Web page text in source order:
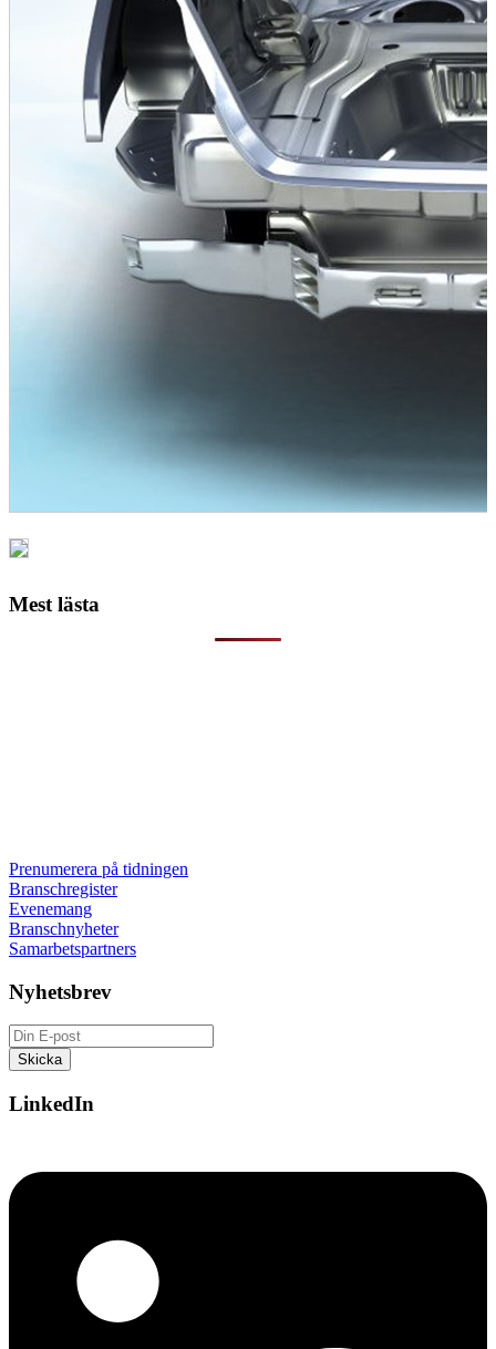
Mest lästa
Prenumerera på tidningen
Branschregister
Evenemang
Branschnyheter
Samarbetspartners
Nyhetsbrev
LinkedIn